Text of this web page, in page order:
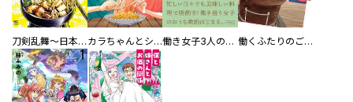
刀剣乱舞～日本号つれづれ酒～ カラちゃんとシトーさんと、 【分冊版】 働き女子3人のおうち晩酌 働くふたりのごほうび飯